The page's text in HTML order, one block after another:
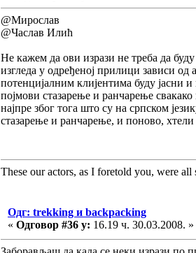
@Мирослав
@Часлав Илић
Не кажем да ови изрази не треба да
изгледа у одређеној прилици зависи од
потенцијалним клијентима буду јасни
појмови стазарење и ранчарење
најпре због тога што су на српском
стазарење и ранчарење, и поново,
These our actors, as I foretold you, were
Одг: trekking и backpacking
« Одговор #36 у: 16.19 ч. 30.03.2008. »